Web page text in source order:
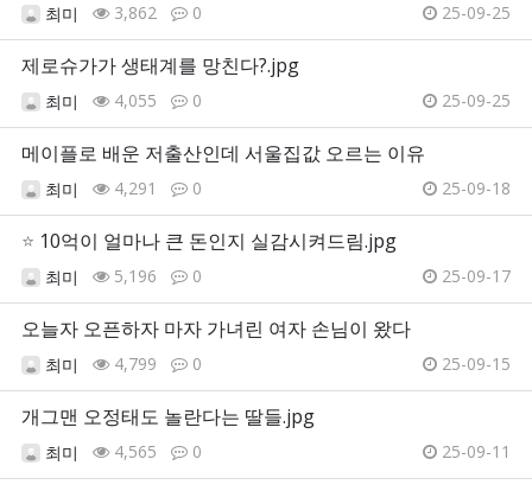
최미 3,862 0 25-09-25
제로슈가가 생태계를 망친다?.jpg
최미 4,055 0 25-09-25
메이플로 배운 저출산인데 서울집값 오르는 이유
최미 4,291 0 25-09-18
⭐ 10억이 얼마나 큰 돈인지 실감시켜드림.jpg
최미 5,196 0 25-09-17
오늘자 오픈하자 마자 가녀린 여자 손님이 왔다
최미 4,799 0 25-09-15
개그맨 오정태도 놀란다는 딸들.jpg
최미 4,565 0 25-09-11